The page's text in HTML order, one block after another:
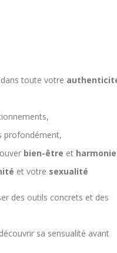
toute votre
profondément,
bien-être et harmonie
et votre sexualité
des outils concrets et des
sa sensualité avant